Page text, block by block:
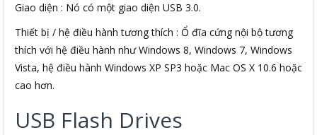
Giao diện : Nó có một giao diện USB 3.0.
Thiết bị / hệ điều hành tương thích : Ổ đĩa cứng nội bộ tương
thích với hệ điều hành như Windows 8, Windows 7, Windows
Vista, hệ điều hành Windows XP SP3 hoặc Mac OS X 10.6 hoặc
cao hơn.
USB Flash Drives